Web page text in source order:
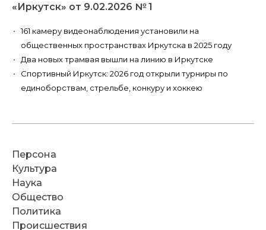
«Иркутск» от 9.02.2026 № 1
161 камеру видеонаблюдения установили на
общественных пространствах Иркутска в 2025 году
Два новых трамвая вышли на линию в Иркутске
Спортивный Иркутск: 2026 год открыли турниры по
единоборствам, стрельбе, конкуру и хоккею
Персона
Культура
Наука
Общество
Политика
Происшествия